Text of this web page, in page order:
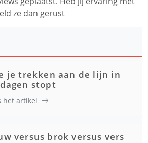
ze dan gerust
je trekken aan de lijn in
stopt
het artikel
versus brok versus vers